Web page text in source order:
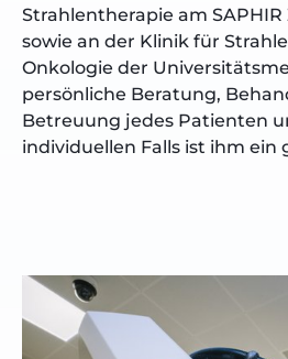
Strahlentherapie am
sowie an der Klinik für
Onkologie der
persönliche Beratung,
Betreuung jedes Patienten
individuellen Falls ist ihm ein